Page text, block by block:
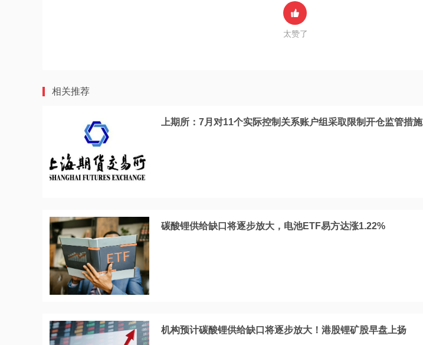
太赞了
相关推荐
上期所：7月对11个实际控制关系账户组采取限制开仓监管措施
碳酸锂供给缺口将逐步放大，电池ETF易方达涨1.22%
机构预计碳酸锂供给缺口将逐步放大！港股锂矿股早盘上扬